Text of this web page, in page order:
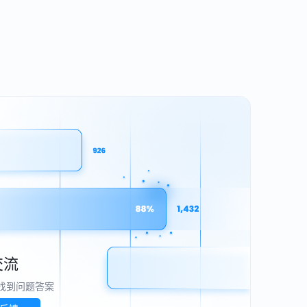
流
到问题答案